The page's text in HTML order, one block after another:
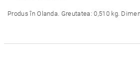
Produs în Olanda. Greutatea: 0,510 kg.